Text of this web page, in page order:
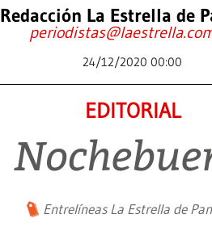
Redacción La Estrella de
24/12/2020 00:00
EDITORIAL
Entrelíneas La Estrella de